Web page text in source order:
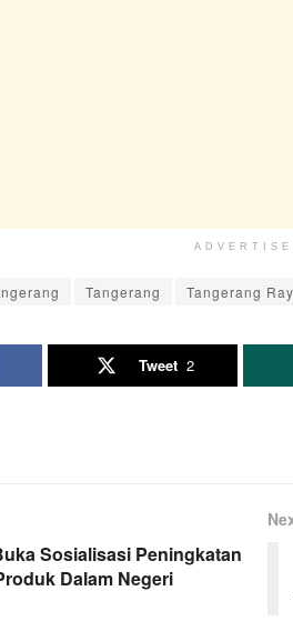
Tangerang Tangerang
Tweet 2
Sosialisasi Peningkatan
Dalam Negeri